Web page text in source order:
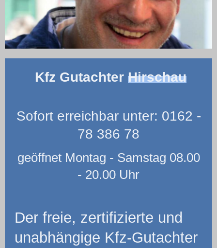
Kfz Gutachter Hirschau
Sofort erreichbar unter: 0162 -
78 386 78
geöffnet Montag - Samstag 08.00
- 20.00 Uhr
Der freie, zertifizierte und
unabhängige Kfz-Gutachter